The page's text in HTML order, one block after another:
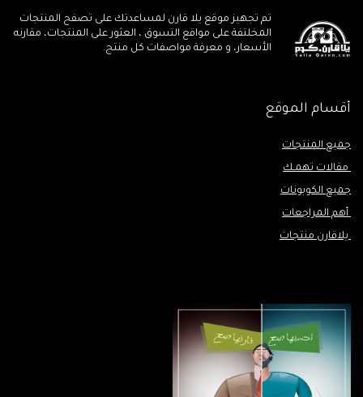
تم تجهيز موقع يلا قارن لمساعدتك على تصفح المنتجات
المخلتفة على مواقع التسوق ، العثور على المنتجات، مقارنه
الأسعار، و معرفة مواصفات كل منتج.
أقسام الموقع
جميع المنتجات
مقالات تهمـك
جميع الكوبونات
أهم المراجعات
يلاقارن منتجات